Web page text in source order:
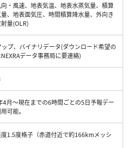
・風速、地表気温、地表水蒸気量、積算
、地表面気圧、時間積算降水量、外向き
量(OLR)
プ、バイナリデータ(ダウンロード希望の
データ事務局に要連絡)
4月～現在までの6時間ごとの5日予報デー
可能。
1.5度格子（赤道付近で約166kmメッシ